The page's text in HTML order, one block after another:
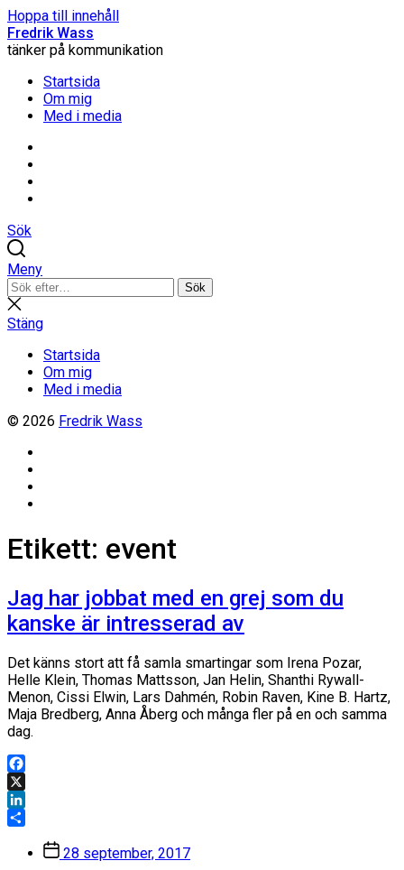
Hoppa till innehåll
Fredrik Wass
tänker på kommunikation
Startsida
Om mig
Med i media
Sök
Meny
Sök
efter:
Sök
Stäng
sökning
Stäng
Startsida
Om mig
Med i media
© 2026 Fredrik Wass
Etikett: event
Jag har jobbat med en grej som du
kanske är intresserad av
Det känns stort att få samla smartingar som Irena Pozar,
Helle Klein, Thomas Mattsson, Jan Helin, Shanthi Rywall-
Menon, Cissi Elwin, Lars Dahmén, Robin Raven, Kine B. Hartz,
Maja Bredberg, Anna Åberg och många fler på en och samma
dag.
Facebook
X
LinkedIn
Inläggsdatum
28 september, 2017